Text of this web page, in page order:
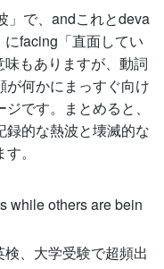
」で、andこれとdeva
facing「直面してい
もありますが、動詞
が何かにまっすぐ向け
です。まとめると、
録的な熱波と壊滅的な
。
while others are bein
、大学受験で超頻出